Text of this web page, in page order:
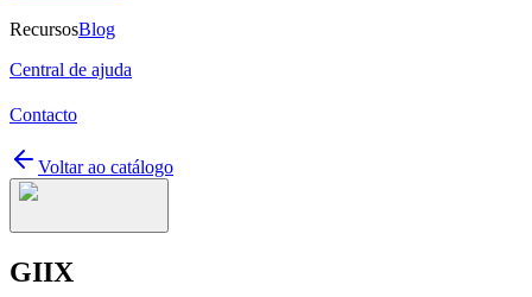
RecursosBlog
Central de ajuda
Contacto
Voltar ao catálogo
GIIX